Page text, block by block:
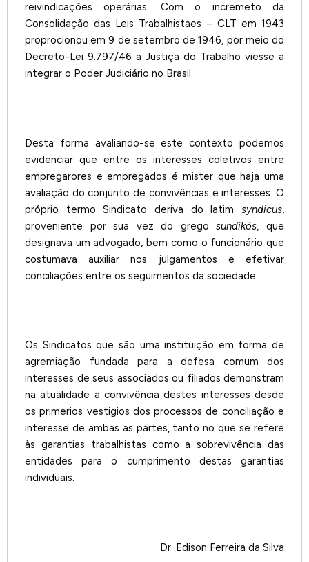
reivindicações operárias. Com o incremeto da
Consolidação das Leis Trabalhistaes – CLT em 1943
proprocionou em 9 de setembro de 1946, por meio do
Decreto-Lei 9.797/46 a Justiça do Trabalho viesse a
integrar o Poder Judiciário no Brasil.
Desta forma avaliando-se este contexto podemos
evidenciar que entre os interesses coletivos entre
empregarores e empregados é mister que haja uma
avaliação do conjunto de convivências e interesses. O
próprio termo Sindicato deriva do latim syndicus,
proveniente por sua vez do gregosundikós, que
designava um advogado, bem como o funcionário que
costumava auxiliar nos julgamentos e efetivar
conciliações entre os seguimentos da sociedade.
Os Sindicatos que são uma instituição em forma de
agremiação fundada para a defesa comum dos
interesses de seus associados ou filiados demonstram
na atualidade a convivência destes interesses desde
os primerios vestigios dos processos de conciliação e
interesse de ambas as partes, tanto no que se refere
às garantias trabalhistas como a sobrevivência das
entidades para o cumprimento destas garantias
individuais.
Dr. Edison Ferreira da Silva